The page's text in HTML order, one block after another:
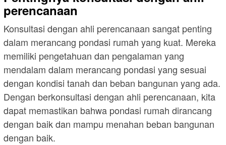
perencanaan
Konsultasi dengan ahli perencanaan sangat penting
dalam merancang pondasi rumah yang kuat. Mereka
memiliki pengetahuan dan pengalaman yang
mendalam dalam merancang pondasi yang sesuai
dengan kondisi tanah dan beban bangunan yang ada.
Dengan berkonsultasi dengan ahli perencanaan, kita
dapat memastikan bahwa pondasi rumah dirancang
dengan baik dan mampu menahan beban bangunan
dengan baik.